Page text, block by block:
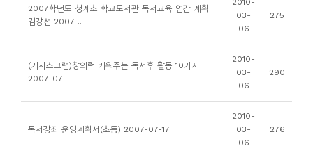
2007학년도 청계초 학교도서관 독서교육 연간 계획
김강선 2007-..
2010-
03-
06
275
(기사스크랩)창의력 키워주는 독서후 활동 10가지
2007-07-
2010-
03-
06
290
독서강좌 운영계획서(초등) 2007-07-17
2010-
03-
06
276